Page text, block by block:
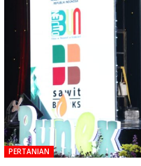
PERTANIAN